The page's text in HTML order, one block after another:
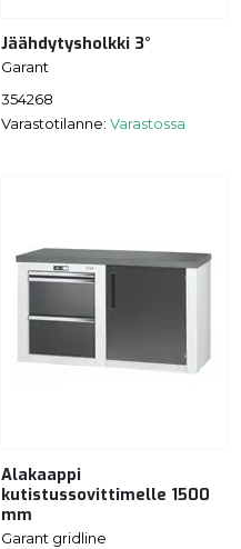
Jäähdytysholkki 3°
Garant
354268
Varastotilanne: Varastossa
Alakaappi
kutistussovittimelle 1500
mm
Garant gridline